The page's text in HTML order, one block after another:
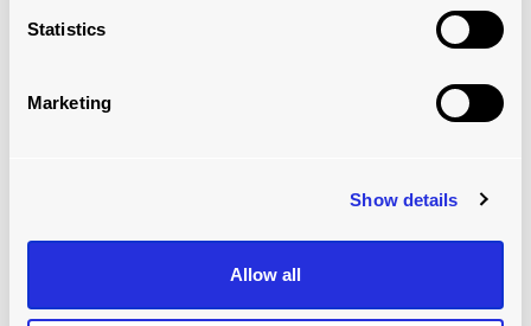
Statistics
Marketing
Show details
Allow all
100% DE AUTOMATIZACIÓN DEL FINAL DE